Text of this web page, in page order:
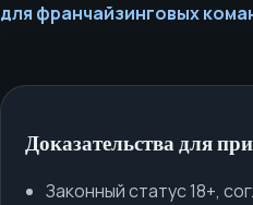
для франчайзинговых
Доказательства для
Законный статус 18+,